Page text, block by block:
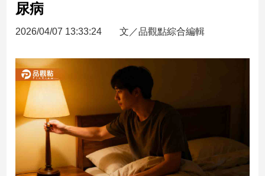
財
新
產
經/
市
房
尿病
2026/04/07 13:33:24 文／品觀點綜合編輯